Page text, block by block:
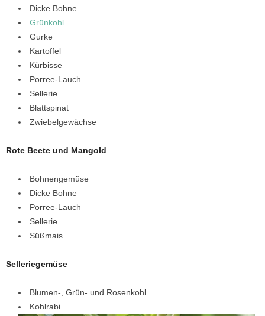
Dicke Bohne
Grünkohl
Gurke
Kartoffel
Kürbisse
Porree-Lauch
Sellerie
Blattspinat
Zwiebelgewächse
Rote Beete und Mangold
Bohnengemüse
Dicke Bohne
Porree-Lauch
Sellerie
Süßmais
Selleriegemüse
Blumen-, Grün- und Rosenkohl
Kohlrabi